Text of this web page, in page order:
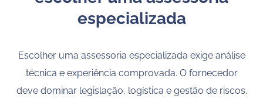
especializada
Escolher uma assessoria especializada exige análise
técnica e experiência comprovada. O fornecedor
deve dominar legislação, logística e gestão de riscos.